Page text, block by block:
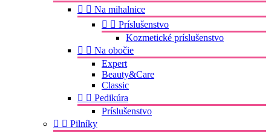
  Na mihalnice
  Príslušenstvo
Kozmetické príslušenstvo
  Na obočie
Expert
Beauty&Care
Classic
  Pedikúra
Príslušenstvo
  Pilníky